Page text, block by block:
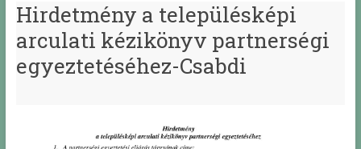
Hirdetmény a településképi
arculati kézikönyv partnerségi
egyeztetéséhez-Csabdi